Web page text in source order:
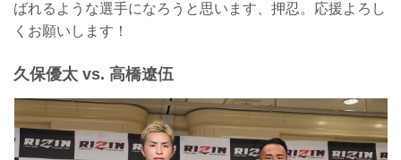
ばれるような選手になろうと思います、押忍。応援よろし
くお願いします！
久保優太 vs. 高橋遼伍